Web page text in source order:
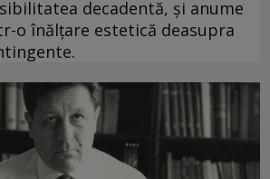
decadentă, și anume
o înălțare estetică deasupra